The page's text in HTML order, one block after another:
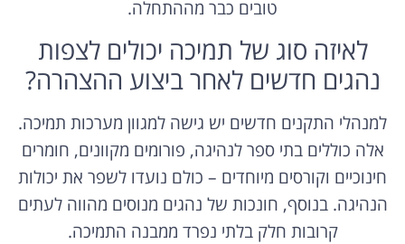
טובים כבר מההתחלה.
לאיזה סוג של תמיכה יכולים לצפות
נהגים חדשים לאחר ביצוע ההצהרה?
למנהלי התקנים חדשים יש גישה למגוון מערכות תמיכה.
אלה כוללים בתי ספר לנהיגה, פורומים מקוונים, חומרים
חינוכיים וקורסים מיוחדים – כולם נועדו לשפר את יכולות
הנהיגה. בנוסף, חונכות של נהגים מנוסים מהווה לעתים
קרובות חלק בלתי נפרד ממבנה התמיכה.